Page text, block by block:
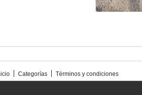
Categorías Términos y condiciones